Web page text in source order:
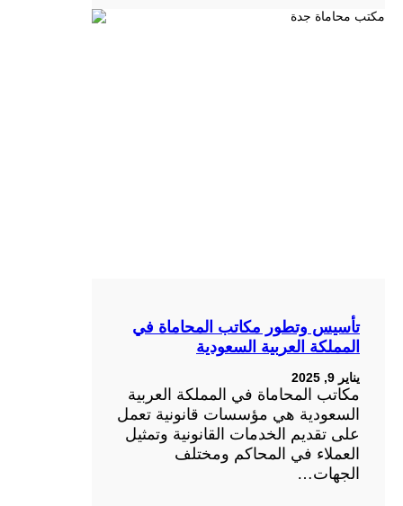
تأسيس وتطور مكاتب المحاماة في
المملكة العربية السعودية
يناير 9, 2025
مكاتب المحاماة في المملكة العربية
السعودية هي مؤسسات قانونية تعمل
على تقديم الخدمات القانونية وتمثيل
العملاء في المحاكم ومختلف
الجهات…